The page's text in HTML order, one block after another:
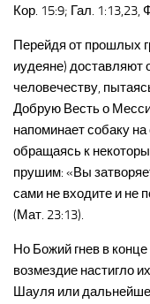
Кор. 15:9; Гал. 1:13,23,
Перейдя от прошлых
иудеяне) доставляют
человечеству,
Добрую Весть о
напоминает собаку
обращаясь к
прушим: «Вы
сами не входите и не
(Мат. 23:13).
Но Божий гнев в конце
возмездие настигло
Шауля или